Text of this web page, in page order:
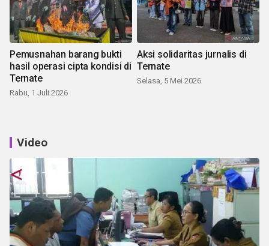
Pemusnahan barang bukti
hasil operasi cipta kondisi di
Ternate
Rabu, 1 Juli 2026
Aksi solidaritas jurnalis di
Ternate
Selasa, 5 Mei 2026
Video